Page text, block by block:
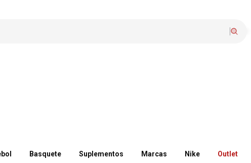
Basquete Suplementos Marcas Nike Outlet